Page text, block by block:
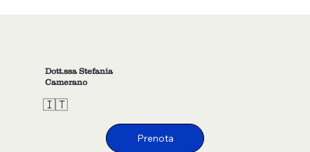
Dott.ssa Stefania
Camerano
🇮🇹